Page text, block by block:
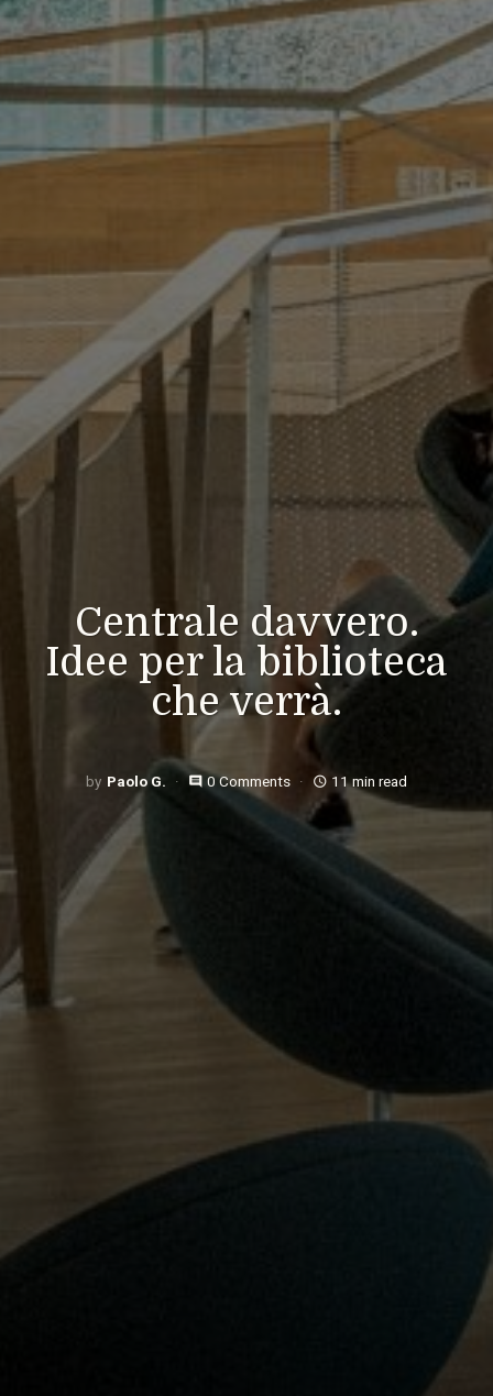
Centrale davvero.
Idee per la biblioteca
che verrà.
Paolo G. comment 0 Comments access_time 11 min read